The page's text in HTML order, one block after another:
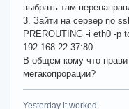
выбрать там
3. Зайти на сервер по
PREROUTING -i eth0 -p
192.168.22.37:80
В общем кому что
мегакопрорации?
Yesterday it worked.